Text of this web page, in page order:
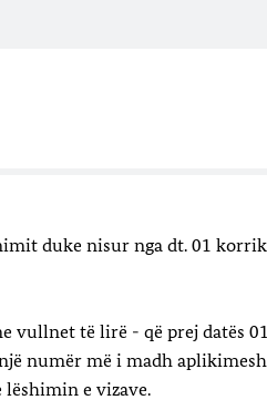
duke nisur nga dt. 01
të lirë - që prej datës
numër më i madh
e vizave.